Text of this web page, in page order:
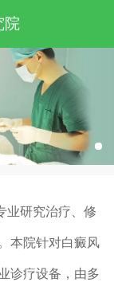
院
业研究治疗、修
本院针对白癜风
诊疗设备，由多